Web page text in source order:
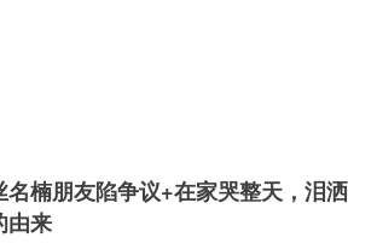
名楠朋友陷争议+在家哭整天，泪洒
由来